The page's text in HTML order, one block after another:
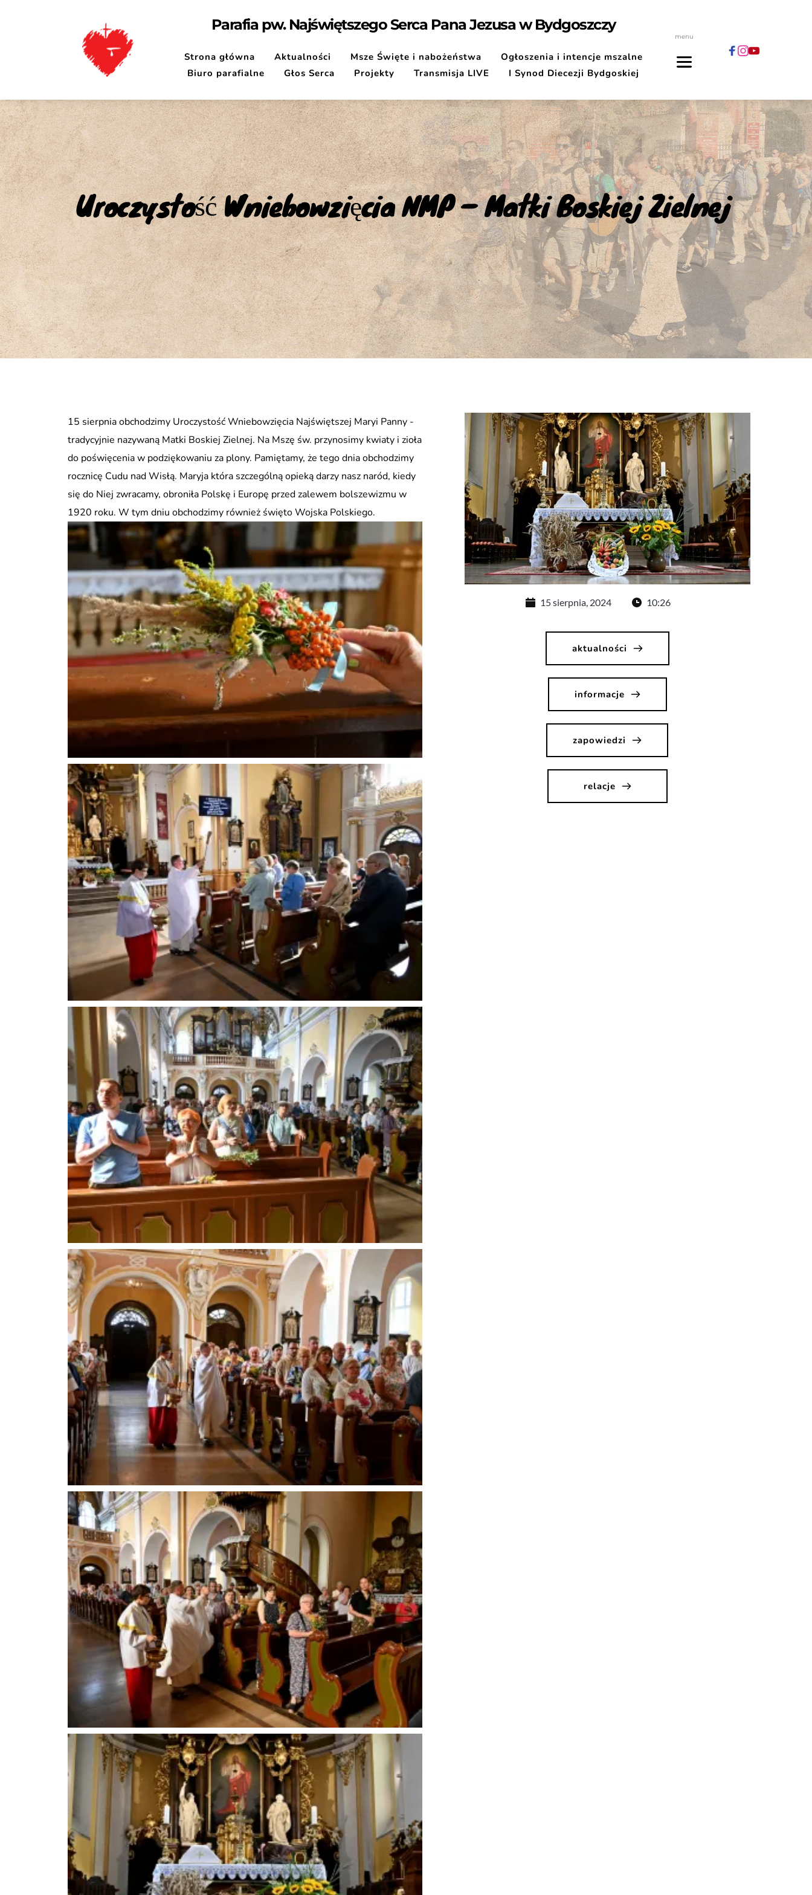
Parafia pw. Najświętszego Serca Pana Jezusa w Bydgoszczy
Strona główna Aktualności Msze Święte i nabożeństwa
Ogłoszenia i intencje mszalne
Biuro parafialne
Głos Serca Projekty Transmisja LIVE I Synod Diecezji Bydgoskiej
menu
Uroczystość Wniebowzięcia NMP – Matki Boskiej Zielnej
15 sierpnia obchodzimy Uroczystość Wniebowzięcia Najświętszej Maryi Panny -
tradycyjnie nazywaną Matki Boskiej Zielnej. Na Mszę św. przynosimy kwiaty i zioła
do poświęcenia w podziękowaniu za plony. Pamiętamy, że tego dnia obchodzimy
rocznicę Cudu nad Wisłą. Maryja która szczególną opieką darzy nasz naród, kiedy
się do Niej zwracamy, obroniła Polskę i Europę przed zalewem bolszewizmu w
1920 roku. W tym dniu obchodzimy również święto Wojska Polskiego.
15 sierpnia, 2024 10:26
aktualności
informacje
zapowiedzi
relacje